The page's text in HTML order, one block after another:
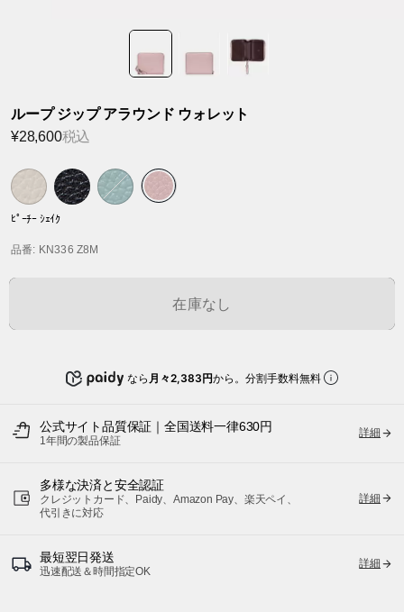
ループ ジップ アラウンド ウォレット
¥28,600税込
ﾋﾟｰﾁｰ ｼｪｲｸ
品番: KN336 Z8M
在庫なし
なら 月々2,383円から。分割手数料無料
公式サイト品質保証｜全国送料一律630円
1年間の製品保証
詳細
多様な決済と安全認証
クレジットカード、Paidy、Amazon Pay、楽天ペイ、
代引きに対応
詳細
最短翌日発送
迅速配送＆時間指定OK
詳細